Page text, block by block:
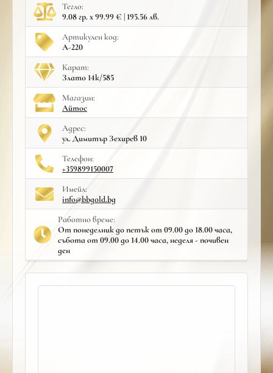
Тегло:
9.08 гр. x 99.99 € | 195.56 лв.
Артикулен код:
A-220
Карат:
Злато 14к/585
Mагазин:
Айтос
Адрес:
ул. Димитър Зехирев 10
Телефон:
+359899150007
Имейл:
info@bbgold.bg
Работно време:
От понеделник до петък от 09.00 до 18.00 часа,
събота от 09.00 до 14.00 часа, неделя - почивен
ден